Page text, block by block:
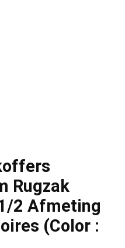
Rugzak
2 Afmeting
(Color :